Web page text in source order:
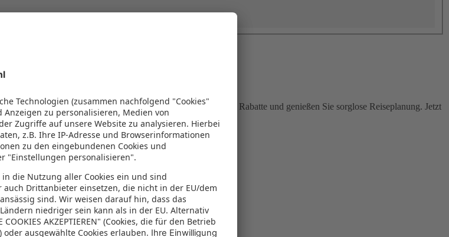
werden – das spart Zeit und Geld. Nutzen Sie attraktive Rabatte und genießen Sie sorglose Reiseplanung. Jetzt